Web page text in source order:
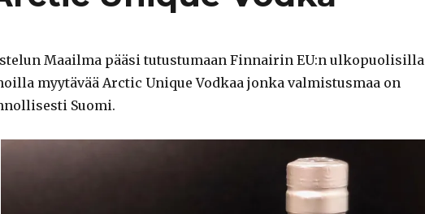
Maailma pääsi tutustumaan Finnairin EU:n ulkopuolisilla
myytävää Arctic Unique Vodkaa jonka valmistusmaa on
Suomi.